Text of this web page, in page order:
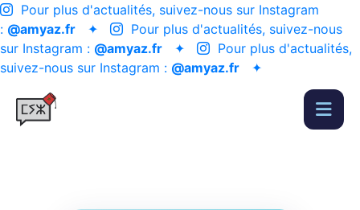
Pour plus d'actualités, suivez-nous sur Instagram
: @amyaz.fr ✦
Pour plus d'actualités, suivez-nous
sur Instagram : @amyaz.fr ✦
Pour plus d'actualités,
suivez-nous sur Instagram : @amyaz.fr ✦